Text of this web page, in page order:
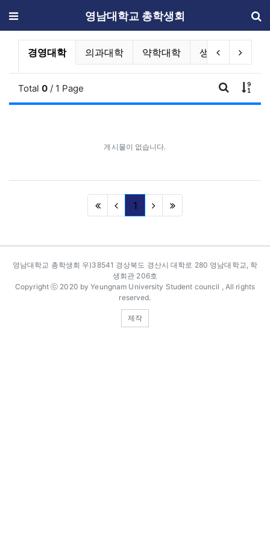
메뉴 영남대학교 총학생회
단과대학 및 독립기구 공지사항 분류
현재 분류
경영대학 의과대학 약학대학 생명응용과학대
이전 분류
다음
Total 0 / 1 Page
게시판 검
게
게시물이 없습니다.
1 (current)
카피라이트
영남대학교 총학생회 우)38541 경상북도 경산시 대학로 280 영남대학교, 학
생회관 206호
Copyright ⓒ 2020 by Yeungnam University Student council , All rights
reserved.
제작